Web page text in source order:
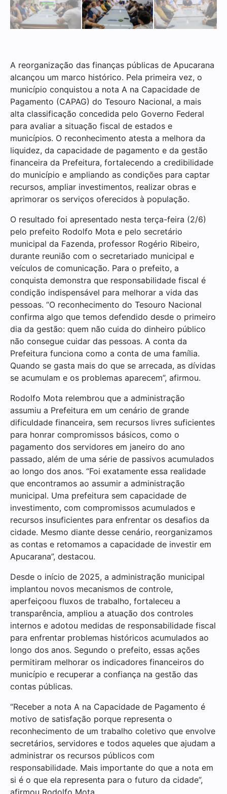
A reorganização das finanças públicas de Apucarana
alcançou um marco histórico. Pela primeira vez, o
município conquistou a nota A na Capacidade de
Pagamento (CAPAG) do Tesouro Nacional, a mais
alta classificação concedida pelo Governo Federal
para avaliar a situação fiscal de estados e
municípios. O reconhecimento atesta a melhora da
liquidez, da capacidade de pagamento e da gestão
financeira da Prefeitura, fortalecendo a credibilidade
do município e ampliando as condições para captar
recursos, ampliar investimentos, realizar obras e
aprimorar os serviços oferecidos à população.
O resultado foi apresentado nesta terça-feira (2/6)
pelo prefeito Rodolfo Mota e pelo secretário
municipal da Fazenda, professor Rogério Ribeiro,
durante reunião com o secretariado municipal e
veículos de comunicação. Para o prefeito, a
conquista demonstra que responsabilidade fiscal é
condição indispensável para melhorar a vida das
pessoas. “O reconhecimento do Tesouro Nacional
confirma algo que temos defendido desde o primeiro
dia da gestão: quem não cuida do dinheiro público
não consegue cuidar das pessoas. A conta da
Prefeitura funciona como a conta de uma família.
Quando se gasta mais do que se arrecada, as dívidas
se acumulam e os problemas aparecem”, afirmou.
Rodolfo Mota relembrou que a administração
assumiu a Prefeitura em um cenário de grande
dificuldade financeira, sem recursos livres suficientes
para honrar compromissos básicos, como o
pagamento dos servidores em janeiro do ano
passado, além de uma série de passivos acumulados
ao longo dos anos. “Foi exatamente essa realidade
que encontramos ao assumir a administração
municipal. Uma prefeitura sem capacidade de
investimento, com compromissos acumulados e
recursos insuficientes para enfrentar os desafios da
cidade. Mesmo diante desse cenário, reorganizamos
as contas e retomamos a capacidade de investir em
Apucarana”, destacou.
Desde o início de 2025, a administração municipal
implantou novos mecanismos de controle,
aperfeiçoou fluxos de trabalho, fortaleceu a
transparência, ampliou a atuação dos controles
internos e adotou medidas de responsabilidade fiscal
para enfrentar problemas históricos acumulados ao
longo dos anos. Segundo o prefeito, essas ações
permitiram melhorar os indicadores financeiros do
município e recuperar a confiança na gestão das
contas públicas.
“Receber a nota A na Capacidade de Pagamento é
motivo de satisfação porque representa o
reconhecimento de um trabalho coletivo que envolve
secretários, servidores e todos aqueles que ajudam a
administrar os recursos públicos com
responsabilidade. Mais importante do que a nota em
si é o que ela representa para o futuro da cidade”,
afirmou Rodolfo Mota.